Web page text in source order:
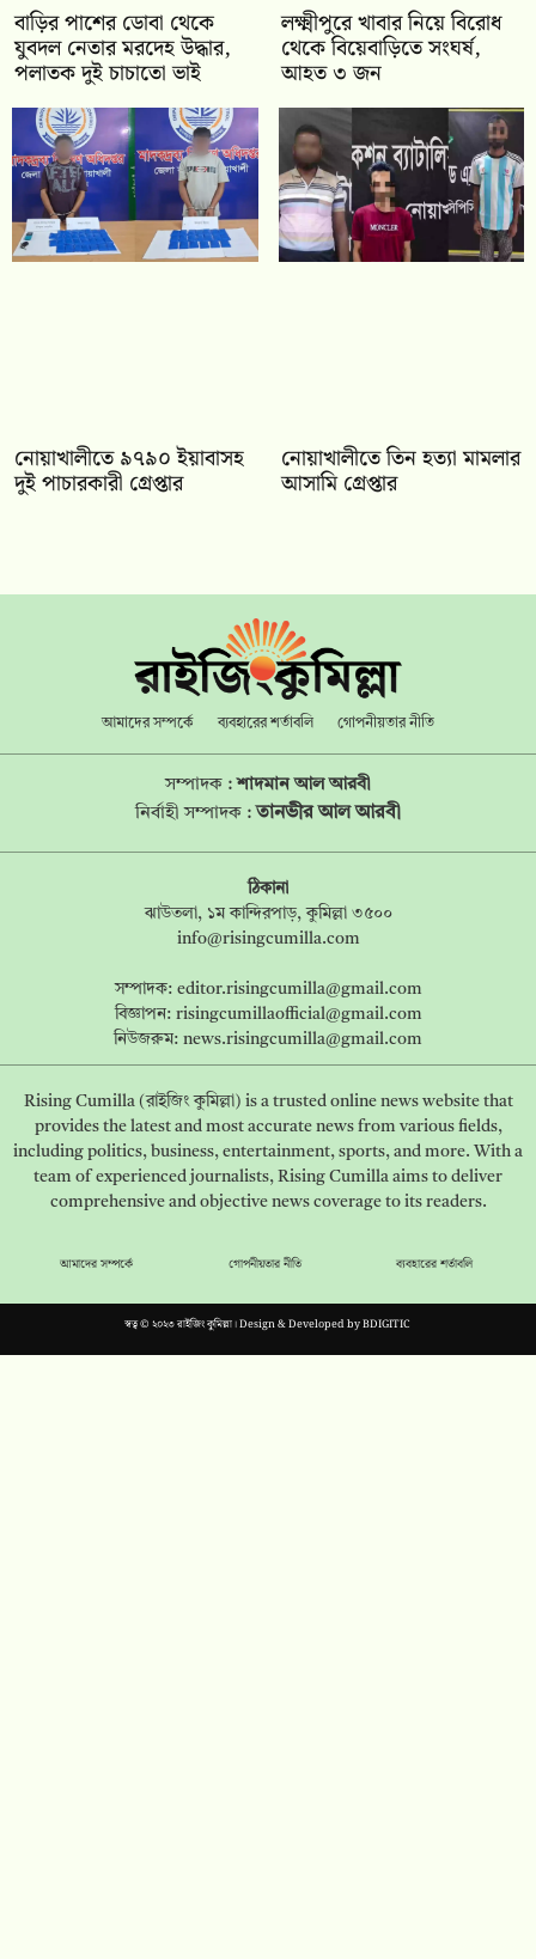
বাড়ির পাশের ডোবা থেকে
যুবদল নেতার মরদেহ উদ্ধার,
পলাতক দুই চাচাতো ভাই
লক্ষ্মীপুরে খাবার নিয়ে বিরোধ
থেকে বিয়েবাড়িতে সংঘর্ষ,
আহত ৩ জন
নোয়াখালীতে ৯৭৯০ ইয়াবাসহ
দুই পাচারকারী গ্রেপ্তার
নোয়াখালীতে তিন হত্যা মামলার
আসামি গ্রেপ্তার
আমাদের সম্পর্কে ব্যবহারের শর্তাবলি গোপনীয়তার নীতি
সম্পাদক :শাদমান আল আরবী
নির্বাহী সম্পাদক : তানভীর আল আরবী
ঠিকানা
ঝাউতলা, ১ম কান্দিরপাড়, কুমিল্লা ৩৫০০
info@risingcumilla.com
সম্পাদক: editor.risingcumilla@gmail.com
বিজ্ঞাপন: risingcumillaofficial@gmail.com
নিউজরুম: news.risingcumilla@gmail.com
Rising Cumilla (রাইজিং কুমিল্লা) is a trusted online news website that
provides the latest and most accurate news from various fields,
including politics, business, entertainment, sports, and more. With a
team of experienced journalists, Rising Cumilla aims to deliver
comprehensive and objective news coverage to its readers.
আমাদের সম্পর্কে গোপনীয়তার নীতি ব্যবহারের শর্তাবলি
স্বত্ব © ২০২৩ রাইজিং কুমিল্লা। Design & Developed byBDIGITIC